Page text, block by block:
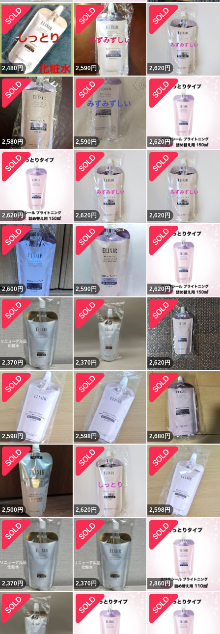
2,480円 2,590円 2,620円
2,580円 2,590円 2,620円
2,620円 2,620円 2,620円
2,600円 2,590円 2,620円
2,370円 2,370円 2,620円
2,598円 2,598円 2,680円
2,500円 2,620円 2,598円
2,370円 2,370円 2,860円